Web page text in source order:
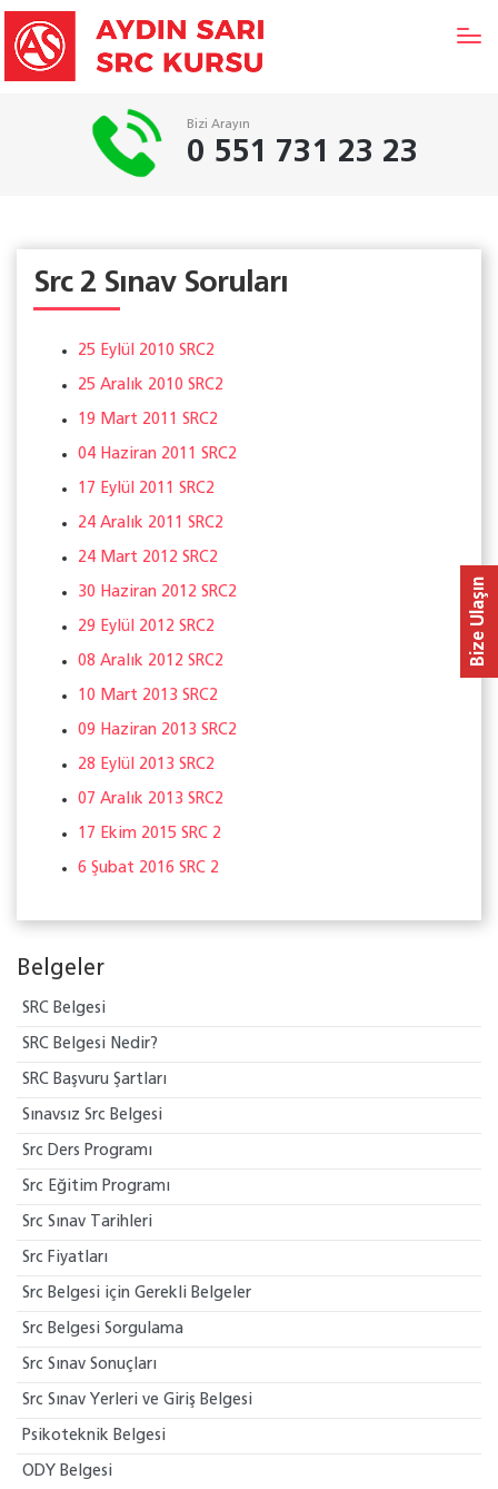
Bizi Arayın
0 551 731 23 23
Belgeler
SRC Belgesi
SRC Belgesi Nedir?
SRC Başvuru Şartları
Sınavsız Src Belgesi
Src Ders Programı
Src Eğitim Programı
Src Sınav Tarihleri
Src Fiyatları
Src Belgesi için Gerekli Belgeler
Src Belgesi Sorgulama
Src Sınav Sonuçları
Src Sınav Yerleri ve Giriş Belgesi
Psikoteknik Belgesi
ODY Belgesi
Src 2 Sınav Soruları
25 Eylül 2010 SRC2
25 Aralık 2010 SRC2
19 Mart 2011 SRC2
04 Haziran 2011 SRC2
17 Eylül 2011 SRC2
24 Aralık 2011 SRC2
24 Mart 2012 SRC2
30 Haziran 2012 SRC2
29 Eylül 2012 SRC2
08 Aralık 2012 SRC2
10 Mart 2013 SRC2
09 Haziran 2013 SRC2
28 Eylül 2013 SRC2
07 Aralık 2013 SRC2
17 Ekim 2015 SRC 2
6 Şubat 2016 SRC 2
Bize Ulaşın